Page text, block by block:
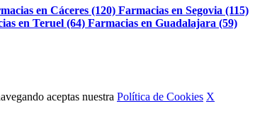
en Cáceres (120) Farmacias en Segovia (115)
en Teruel (64) Farmacias en Guadalajara (59)
aceptas nuestra Política de Cookies X